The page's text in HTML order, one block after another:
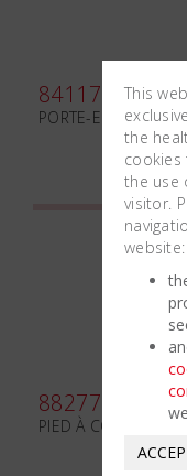
841170
PORTE-EMPREINTE
882770
PIED À COULISSE
This
the
the use
visitor.
website: